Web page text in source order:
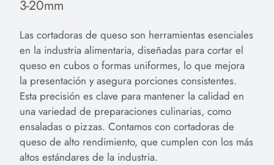
3-20mm
Las cortadoras de queso son herramientas esenciales
en la industria alimentaria, diseñadas para cortar el
queso en cubos o formas uniformes, lo que mejora
la presentación y asegura porciones consistentes.
Esta precisión es clave para mantener la calidad en
una variedad de preparaciones culinarias, como
ensaladas o pizzas. Contamos con cortadoras de
queso de alto rendimiento, que cumplen con los más
altos estándares de la industria.